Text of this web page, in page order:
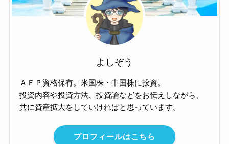
よしぞう
ＡＦＰ資格保有。米国株・中国株に投資。
投資内容や投資方法、投資論などをお伝えしながら、
共に資産拡大をしていければと思っています。
プロフィールはこちら